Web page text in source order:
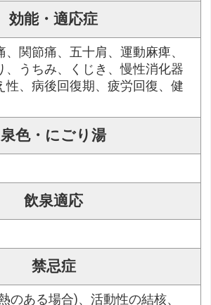
効能・適応症
関節痛、五十肩、運動麻痺、
、うちみ、くじき、慢性消化器
性、病後回復期、疲労回復、健
泉色・にごり湯
飲泉適応
禁忌症
のある場合)、活動性の結核、